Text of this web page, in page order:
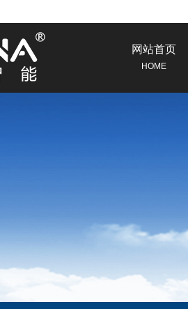
网站首页
HOME